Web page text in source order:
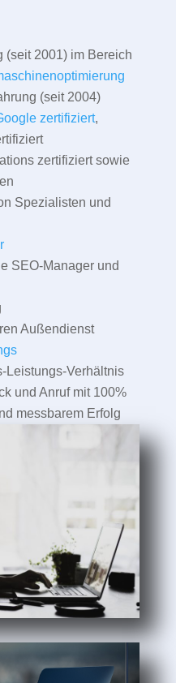
(seit 2001) im Bereich
(seit 2004)
zertifiziert,
zertifiziert sowie
Spezialisten und
SEO-Manager und
Außendienst
Leistungs-Verhältnis
und Anruf mit 100%
messbarem Erfolg